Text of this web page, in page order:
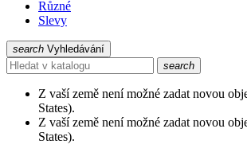
Různé
Slevy
search Vyhledávání
search
Z vaší země není možné zadat novou
States).
Z vaší země není možné zadat novou
States).